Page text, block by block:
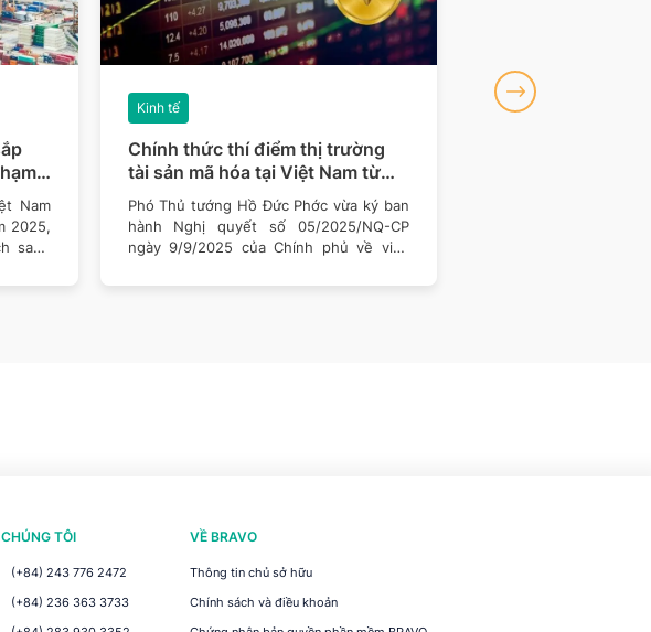
Nam
2025,
sang
Chính thức thí điểm thị trường
tài sản mã hóa tại Việt Nam từ
9/9/2025
Kinh tế
Phó Thủ tướng Hồ Đức Phớc vừa ký ban
hành Nghị quyết số 05/2025/NQ-CP
ngày 9/9/2025 của Chính phủ về việc
Kinh tế
TÔI
(+84) 243 776 2472
(+84) 236 363 3733
VỀ BRAVO
Thông tin chủ sở hữu
Chính sách và điều khoản